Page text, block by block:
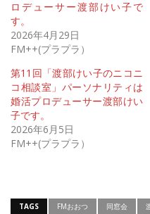
ロデューサー渡部けい子で
す。
2026年4月29日
FM++(プラプラ）
第11回「渡部けい子のニコニ
コ相談室」パーソナリティは
婚活プロデューサー渡部けい
子です。
2026年6月5日
FM++(プラプラ）
TAGS FMおおつ 同窓会